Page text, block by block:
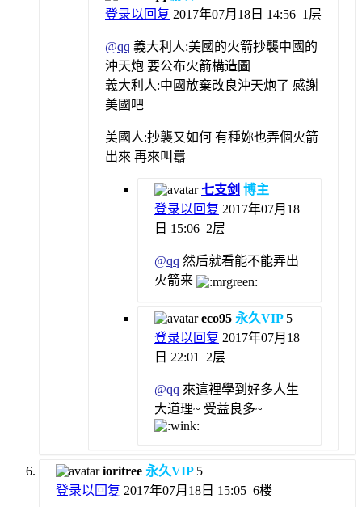
登录以回复 2017年07月18日 14:56 1层
@qq 義大利人:美國的火箭抄襲中國的
沖天炮 要公布火箭構造圖
義大利人:中國放棄改良沖天炮了 感謝
美國吧
美國人:抄襲又如何 有種妳也弄個火箭
出來 再來叫囂
七支剑 博主
登录以回复 2017年07月18
日 15:06 2层
@qq 然后就看能不能弄出
火箭来
eco95 永久VIP 5
登录以回复 2017年07月18
日 22:01
2层
@qq 來這裡學到好多人生
大道理~ 受益良多~
ioritree 永久VIP 5
登录以回复 2017年07月18日 15:05 6楼